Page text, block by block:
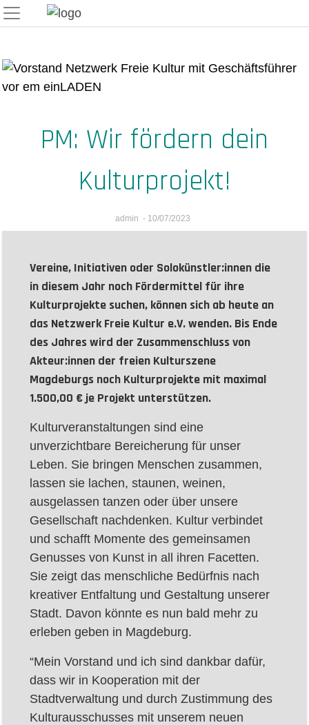
Skip
to
PM: Wir fördern dein
Kulturprojekt!
admin - 10/07/2023
Vereine, Initiativen oder Solokünstler:innen die
in diesem Jahr noch Fördermittel für ihre
Kulturprojekte suchen, können sich ab heute an
das Netzwerk Freie Kultur e.V. wenden. Bis Ende
des Jahres wird der Zusammenschluss von
Akteur:innen der freien Kulturszene
Magdeburgs noch Kulturprojekte mit maximal
1.500,00 € je Projekt unterstützen.
Kulturveranstaltungen sind eine
unverzichtbare Bereicherung für unser
Leben. Sie bringen Menschen zusammen,
lassen sie lachen, staunen, weinen,
ausgelassen tanzen oder über unsere
Gesellschaft nachdenken. Kultur verbindet
und schafft Momente des gemeinsamen
Genusses von Kunst in all ihren Facetten.
Sie zeigt das menschliche Bedürfnis nach
kreativer Entfaltung und Gestaltung unserer
Stadt. Davon könnte es nun bald mehr zu
erleben geben in Magdeburg.
“Mein Vorstand und ich sind dankbar dafür,
dass wir in Kooperation mit der
Stadtverwaltung und durch Zustimmung des
Kulturausschusses mit unserem neuen